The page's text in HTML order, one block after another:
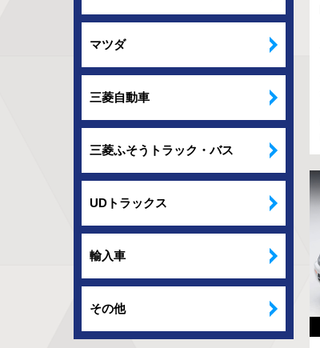
マツダ
三菱自動車
三菱ふそうトラック・バス
UDトラックス
輸入車
その他